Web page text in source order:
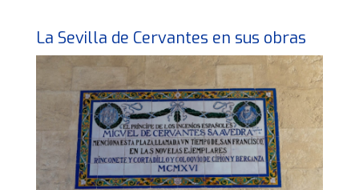
La Sevilla de Cervantes en sus obras